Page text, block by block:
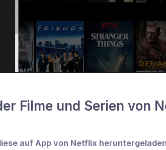
Filme und Serien von
auf App von Netflix